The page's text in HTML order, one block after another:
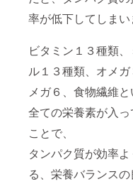
率が低下してしまい
ビタミン１３種類
ル１３種類、オメガ
メガ６、食物繊維と
全ての栄養素が入っ
ことで、
タンパク質が効率
る、栄養バランス